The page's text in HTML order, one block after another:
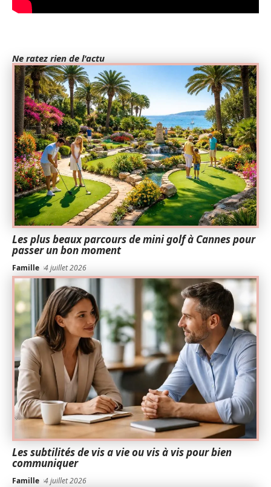
Ne ratez rien de l'actu
Les plus beaux parcours de mini golf à Cannes pour
passer un bon moment
Famille 4 juillet 2026
Les subtilités de vis a vie ou vis à vis pour bien
communiquer
Famille 4 juillet 2026